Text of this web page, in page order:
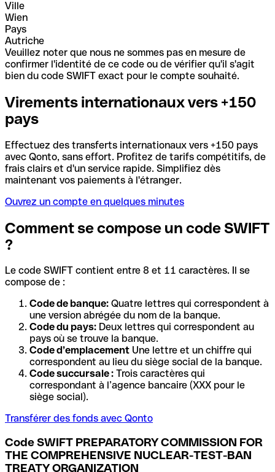
Ville
Wien
Pays
Autriche
Veuillez noter que nous ne sommes pas en mesure de
confirmer l'identité de ce code ou de vérifier qu'il s'agit
bien du code SWIFT exact pour le compte souhaité.
Virements internationaux vers +150
pays
Effectuez des transferts internationaux vers +150 pays
avec Qonto, sans effort. Profitez de tarifs compétitifs, de
frais clairs et d'un service rapide. Simplifiez dès
maintenant vos paiements à l'étranger.
Ouvrez un compte en quelques minutes
Comment se compose un code SWIFT
?
Le code SWIFT contient entre 8 et 11 caractères. Il se
compose de :
Code de banque: Quatre lettres qui correspondent à
une version abrégée du nom de la banque.
Code du pays: Deux lettres qui correspondent au
pays où se trouve la banque.
Code d’emplacement Une lettre et un chiffre qui
correspondent au lieu du siège social de la banque.
Code succursale : Trois caractères qui
correspondant à l’agence bancaire (XXX pour le
siège social).
Transférer des fonds avec Qonto
Code SWIFT PREPARATORY COMMISSION FOR
THE COMPREHENSIVE NUCLEAR-TEST-BAN
TREATY ORGANIZATION